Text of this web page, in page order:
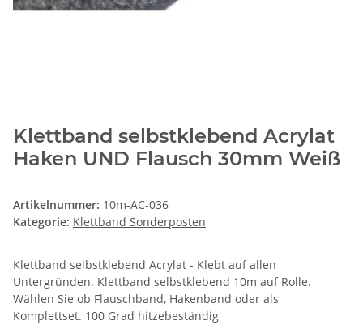
Klettband selbstklebend Acrylat
Haken UND Flausch 30mm Weiß
Artikelnummer: 10m-AC-036
Kategorie: Klettband Sonderposten
Klettband selbstklebend Acrylat - Klebt auf allen
Untergründen. Klettband selbstklebend 10m auf Rolle.
Wählen Sie ob Flauschband, Hakenband oder als
Komplettset. 100 Grad hitzebeständig